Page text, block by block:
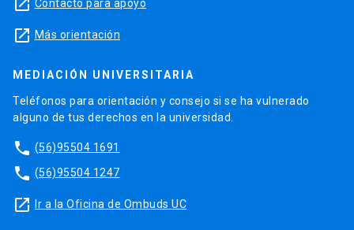
launch Contacto para apoyo
launch Más orientación
MEDIACIÓN UNIVERSITARIA
Teléfonos para orientación y consejo si se ha vulnerado
alguno de tus derechos en la universidad.
phone (56)95504 1691
phone (56)95504 1247
launch Ir a la Oficina de Ombuds UC